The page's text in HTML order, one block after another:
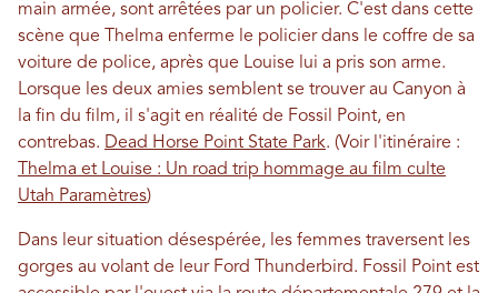
main armée, sont arrêtées par un policier. C'est dans cette
scène que Thelma enferme le policier dans le coffre de sa
voiture de police, après que Louise lui a pris son arme.
Lorsque les deux amies semblent se trouver au Canyon à
la fin du film, il s'agit en réalité de Fossil Point, en
contrebas. Dead Horse Point State Park. (Voir l'itinéraire :
Thelma et Louise : Un road trip hommage au film culte
Utah Paramètres)
Dans leur situation désespérée, les femmes traversent les
gorges au volant de leur Ford Thunderbird. Fossil Point est